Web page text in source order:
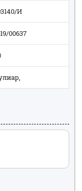
И
00637